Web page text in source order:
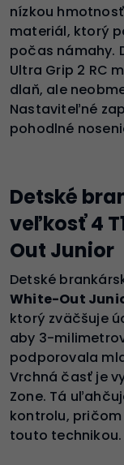
nízkou
materiál, ktorý
počas námahy.
Ultra Grip 2 RC
dlaň, ale
Nastaviteľné
pohodlné
Detské
veľkosť 4
Out Junior
Detské
White-Out
ktorý zväčšuje
aby 3-
podporovala
Vrchná časť je
Zone. Tá
kontrolu,
touto technikou.